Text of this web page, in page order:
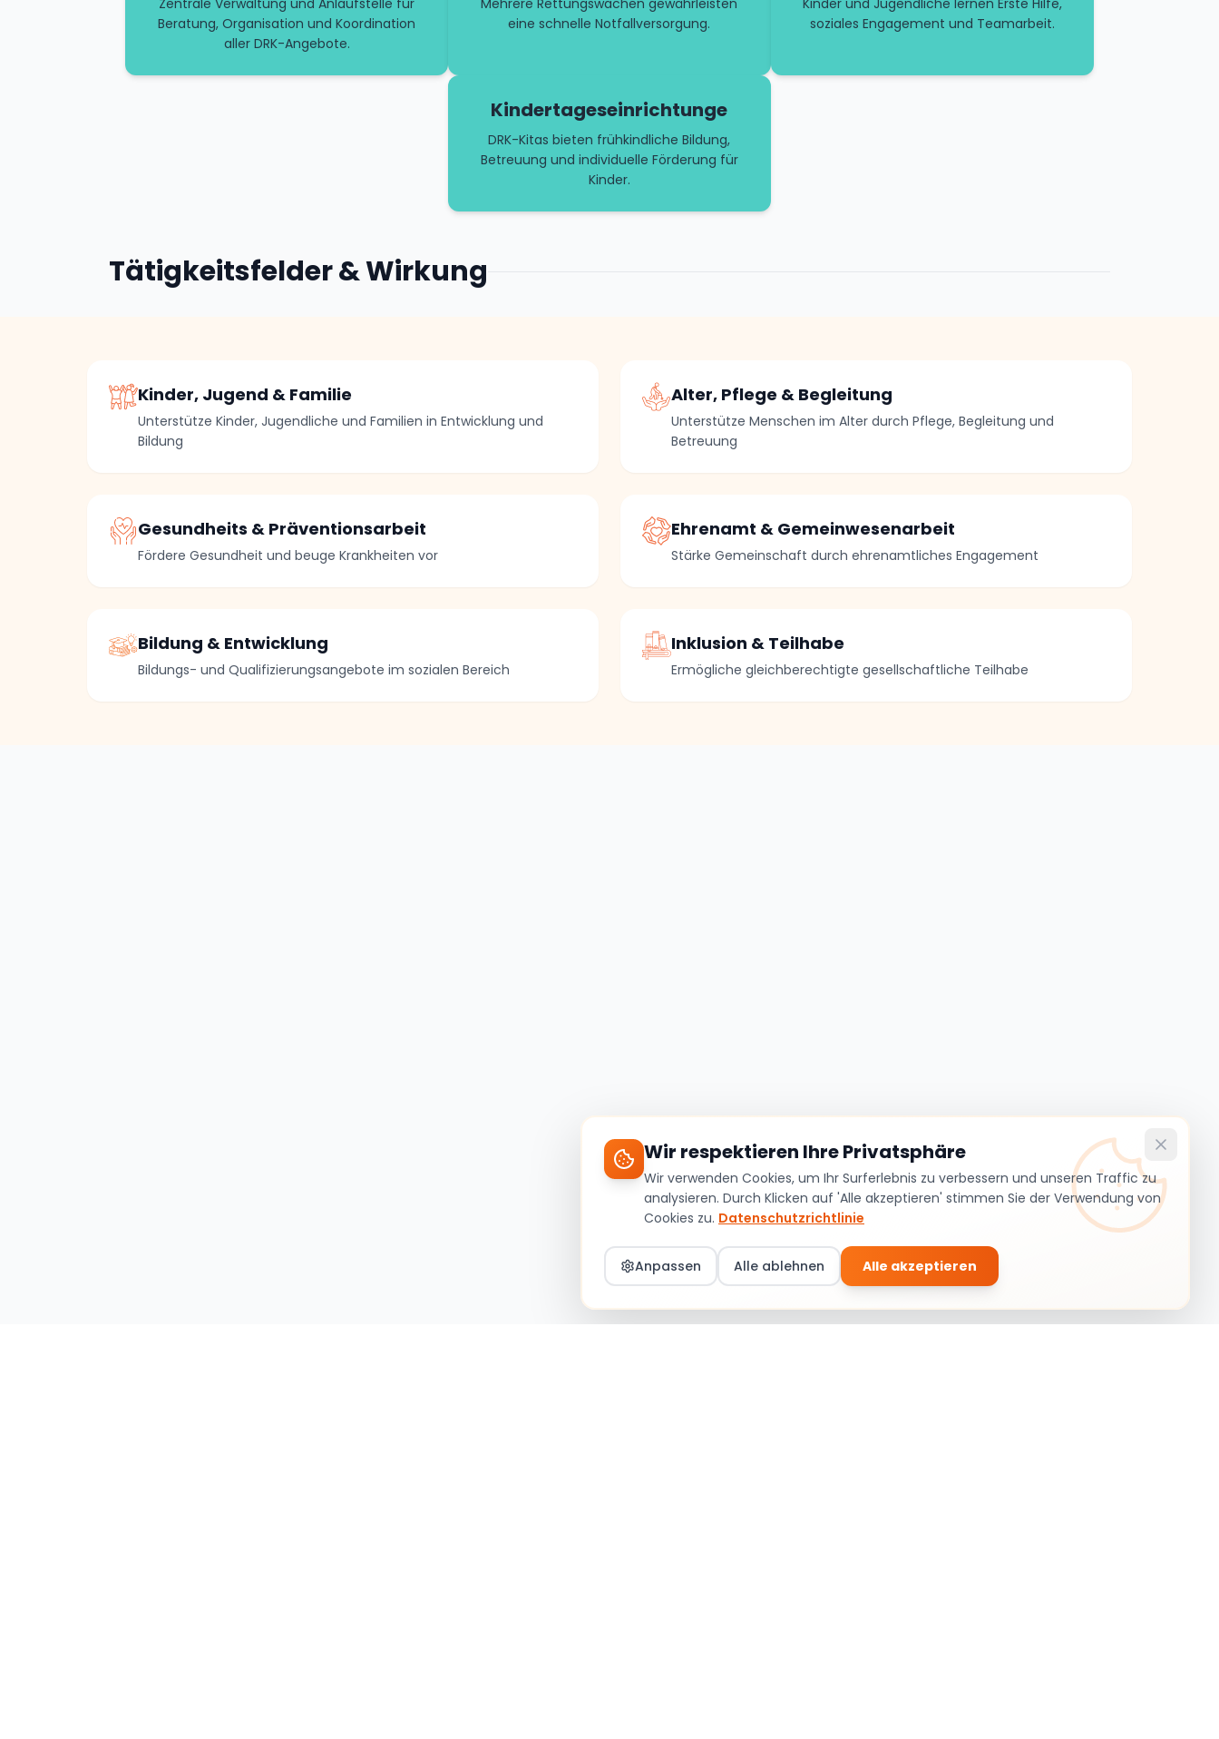
Zentrale Verwaltung und Anlaufstelle für
Beratung, Organisation und Koordination
aller DRK-Angebote.
Mehrere Rettungswachen gewährleisten
eine schnelle Notfallversorgung.
Kinder und Jugendliche lernen Erste Hilfe,
soziales Engagement und Teamarbeit.
Kindertageseinrichtunge
DRK-Kitas bieten frühkindliche Bildung,
Betreuung und individuelle Förderung für
Kinder.
Tätigkeitsfelder & Wirkung
Kinder, Jugend & Familie
Unterstütze Kinder, Jugendliche und Familien in Entwicklung und
Bildung
Alter, Pflege & Begleitung
Unterstütze Menschen im Alter durch Pflege, Begleitung und
Betreuung
Gesundheits & Präventionsarbeit
Fördere Gesundheit und beuge Krankheiten vor
Ehrenamt & Gemeinwesenarbeit
Stärke Gemeinschaft durch ehrenamtliches Engagement
Bildung & Entwicklung
Bildungs- und Qualifizierungsangebote im sozialen Bereich
Inklusion & Teilhabe
Ermögliche gleichberechtigte gesellschaftliche Teilhabe
Wir respektieren Ihre Privatsphäre
Wir verwenden Cookies, um Ihr Surferlebnis zu verbessern und unseren Traffic zu
analysieren. Durch Klicken auf 'Alle akzeptieren' stimmen Sie der Verwendung von
Cookies zu. Datenschutzrichtlinie
Anpassen Alle ablehnen Alle akzeptieren